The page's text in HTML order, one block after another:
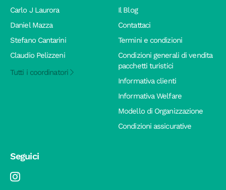
Carlo J Laurora
Daniel Mazza
Stefano Cantarini
Claudio Pelizzeni
Tutti i coordinatori
Il Blog
Contattaci
Termini e condizioni
Condizioni generali di vendita
pacchetti turistici
Informativa clienti
Informativa Welfare
Modello di Organizzazione
Condizioni assicurative
Seguici